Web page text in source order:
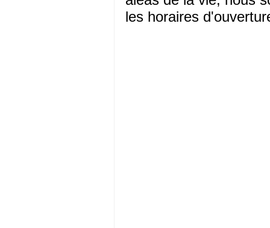
les horaires